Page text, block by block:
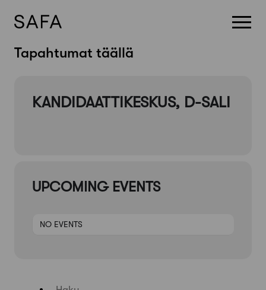
SkipTapahtumat täällä
KANDIDAATTIKESKUS, D-SALI
UPCOMING EVENTS
NO EVENTS
Haku: